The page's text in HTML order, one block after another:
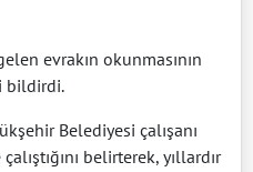
evrakın okunmasının
bildirdi.
Belediyesi çalışanı
belirterek, yıllardır